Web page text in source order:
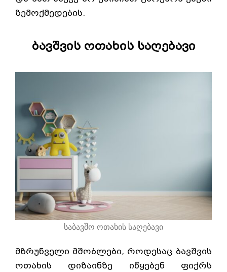
ზემოქმედების.
ბავშვის ოთახის საღებავი
საბავშო ოთახის საღებავი
მზრუნველი მშობლები, როდესაც ბავშვის
ოთახის დიზაინზე იწყებენ ფიქრს